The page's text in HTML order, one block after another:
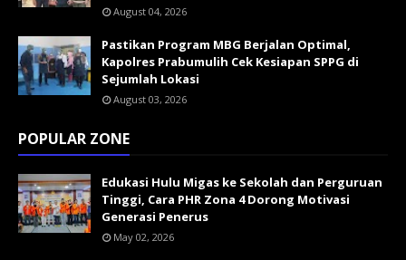
August 04, 2026
Pastikan Program MBG Berjalan Optimal,
Kapolres Prabumulih Cek Kesiapan SPPG di
Sejumlah Lokasi
August 03, 2026
POPULAR ZONE
Edukasi Hulu Migas ke Sekolah dan Perguruan
Tinggi, Cara PHR Zona 4 Dorong Motivasi
Generasi Penerus
May 02, 2026